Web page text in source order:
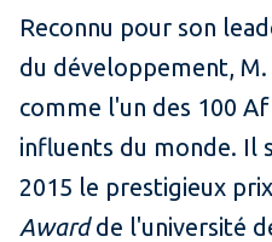
Reconnu pour son
du développement,
comme l'un des 100
influents du monde. Il
2015 le prestigieux prix
Awardde l'université